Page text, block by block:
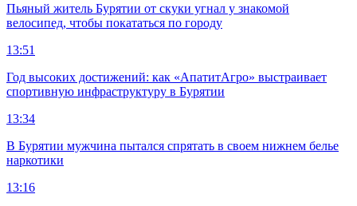
Пьяный житель Бурятии от скуки угнал у знакомой
велосипед, чтобы покататься по городу
13:51
Год высоких достижений: как «АпатитАгро» выстраивает
спортивную инфраструктуру в Бурятии
13:34
В Бурятии мужчина пытался спрятать в своем нижнем белье
наркотики
13:16